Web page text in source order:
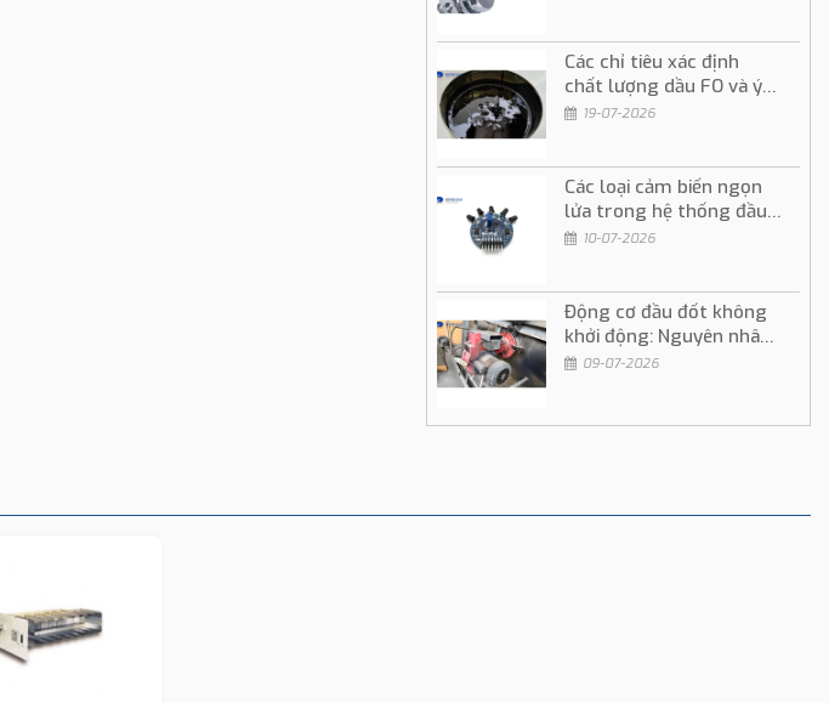
Các chỉ tiêu xác định
chất lượng dầu FO và ý
nghĩa trong vận hành
19-07-2026
Các loại cảm biến ngọn
lửa trong hệ thống đầu
đốt dầu và gas
10-07-2026
Động cơ đầu đốt không
khởi động: Nguyên nhân
và cách khắc phục
09-07-2026